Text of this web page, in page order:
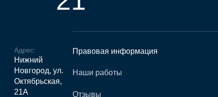
Адрес:
Нижний
Новгород, ул.
Октябрьская,
21А
Правовая информация
Наши работы
Отзывы